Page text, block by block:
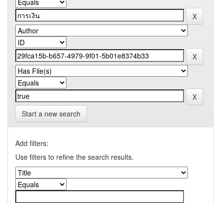
Start a new search
Add filters:
Use filters to refine the search results.